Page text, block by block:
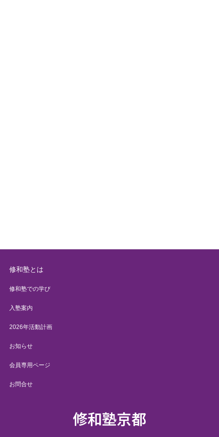
修和塾とは
修和塾での学び
入塾案内
2026年活動計画
お知らせ
会員専用ページ
お問合せ
修和塾京都